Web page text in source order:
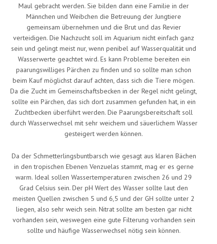
Maul gebracht werden. Sie bilden dann eine Familie in der
Männchen und Weibchen die Betreuung der Jungtiere
gemeinsam übernehmen und die Brut und das Revier
verteidigen. Die Nachzucht soll im Aquarium nicht einfach ganz
sein und gelingt meist nur, wenn penibel auf Wasserqualität und
Wasserwerte geachtet wird. Es kann Probleme bereiten ein
paarungswilliges Pärchen zu finden und so sollte man schon
beim Kauf möglichst darauf achten, dass sich die Tiere mögen.
Da die Zucht im Gemeinschaftsbecken in der Regel nicht gelingt,
sollte ein Pärchen, das sich dort zusammen gefunden hat, in ein
Zuchtbecken überführt werden. Die Paarungsbereitschaft soll
durch Wasserwechsel mit sehr weichem und säuerlichem Wasser
gesteigert werden können.
Da der Schmetterlingsbuntbarsch wie gesagt aus klaren Bächen
in den tropischen Ebenen Venzuelas stammt, mag er es gerne
warm. Ideal sollen Wassertemperaturen zwischen 26 und 29
Grad Celsius sein. Der pH Wert des Wasser sollte laut den
meisten Quellen zwischen 5 und 6,5 und der GH sollte unter 2
liegen, also sehr weich sein. Nitrat sollte am besten gar nicht
vorhanden sein, weswegen eine gute Filterung vorhanden sein
sollte und häufige Wasserwechsel nötig sein können.